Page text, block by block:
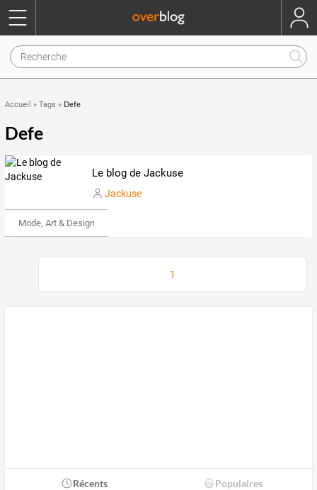
Accueil » Tags » Defe
Defe
Le blog de Jackuse
Jackuse
Mode, Art & Design
1
Récents Populaires